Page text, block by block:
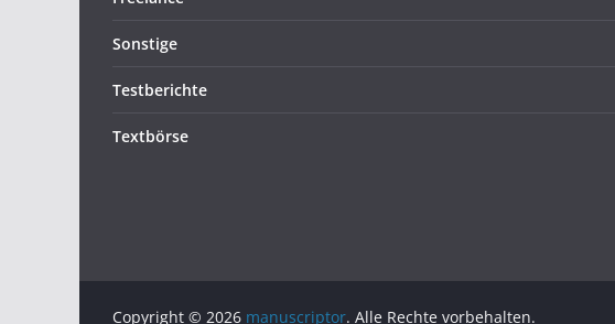
Sonstige
Testberichte
Textbörse
Copyright © 2026 manuscriptor. Alle Rechte vorbehalten.